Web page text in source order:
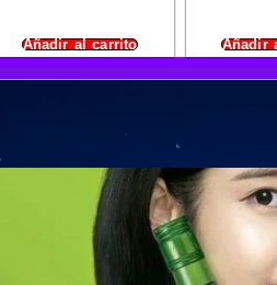
Añadir al carrito Añadir